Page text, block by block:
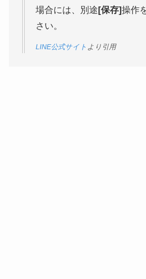
場合には、別途[保存]操作
さい。
LINE公式サイト より引用